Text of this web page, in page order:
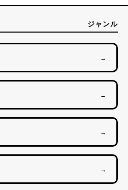
ジャンル
→
→
→
→